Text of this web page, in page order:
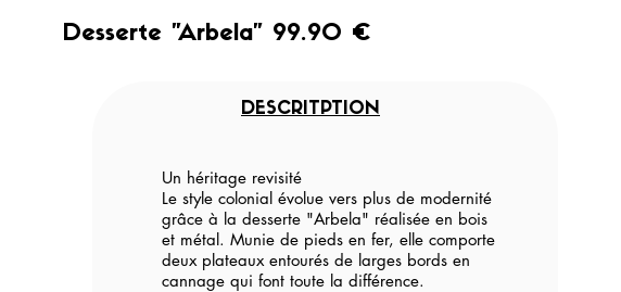
Desserte "Arbela" 99.90 €
DESCRITPTION
Un héritage revisité
Le style colonial évolue vers plus de modernité
grâce à la desserte "Arbela" réalisée en bois
et métal. Munie de pieds en fer, elle comporte
deux plateaux entourés de larges bords en
cannage qui font toute la différence.